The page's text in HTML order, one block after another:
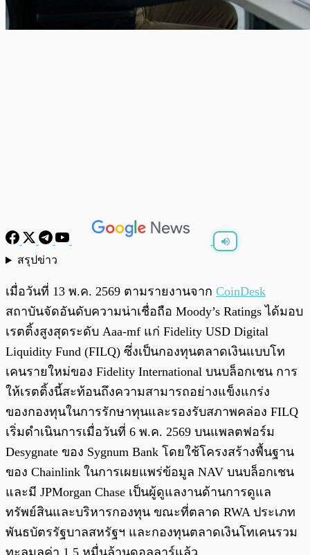
สรุปข่าว
เมื่อวันที่ 13 พ.ค. 2569 ตามรายงานจาก CoinDesk
สถาบันจัดอันดับความน่าเชื่อถือ Moody’s Ratings ได้มอบ
เรตติ้งสูงสุดระดับ Aaa-mf แก่ Fidelity USD Digital
Liquidity Fund (FILQ) ซึ่งเป็นกองทุนตลาดเงินแบบโท
เคนรายใหม่ของ Fidelity International บนบล็อกเชน การ
ให้เรตติ้งนี้สะท้อนถึงความสามารถอย่างแข็งแกร่ง
ของกองทุนในการรักษาทุนและรองรับสภาพคล่อง FILQ
เริ่มดำเนินการเมื่อวันที่ 6 พ.ค. 2569 บนแพลตฟอร์ม
Desygnate ของ Sygnum Bank โดยใช้โครงสร้างพื้นฐาน
ของ Chainlink ในการเผยแพร่ข้อมูล NAV บนบล็อกเชน
และมี JPMorgan Chase เป็นผู้ดูแลงานด้านการดูแล
ทรัพย์สินและบริหารกองทุน ขณะที่ตลาด RWA ประเภท
พันธบัตรรัฐบาลสหรัฐฯ และกองทุนตลาดเงินโทเคนรวม